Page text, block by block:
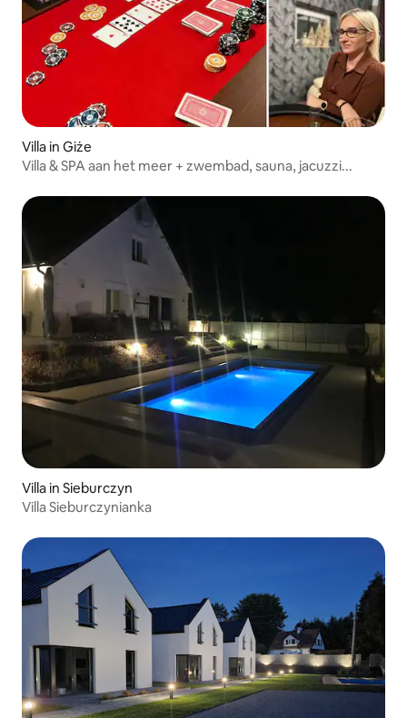
Villa in Giże
Villa & SPA aan het meer + zwembad, sauna, jacuzzi...
Villa in Sieburczyn
Villa Sieburczynianka